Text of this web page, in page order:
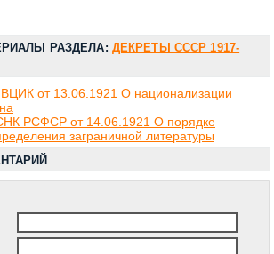
РАЗДЕЛА: ДЕКРЕТЫ СССР 1917-
ВЦИК от 13.06.1921 О национализации
РСФСР от 14.06.1921 О порядке
заграничной литературы